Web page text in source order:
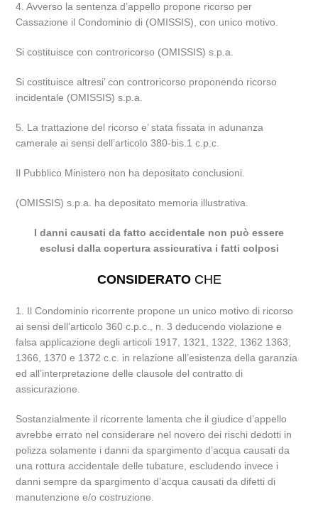
4. Avverso la sentenza d’appello propone ricorso per
Cassazione il Condominio di (OMISSIS), con unico motivo.
Si costituisce con controricorso (OMISSIS) s.p.a.
Si costituisce altresi’ con controricorso proponendo ricorso
incidentale (OMISSIS) s.p.a.
5. La trattazione del ricorso e’ stata fissata in adunanza
camerale ai sensi dell’articolo 380-bis.1 c.p.c.
Il Pubblico Ministero non ha depositato conclusioni.
(OMISSIS) s.p.a. ha depositato memoria illustrativa.
I danni causati da fatto accidentale non può essere
esclusi dalla copertura assicurativa i fatti colposi
CONSIDERATOCHE
1. Il Condominio ricorrente propone un unico motivo di ricorso
ai sensi dell’articolo 360 c.p.c., n. 3 deducendo violazione e
falsa applicazione degli articoli 1917, 1321, 1322, 1362 1363,
1366, 1370 e 1372 c.c. in relazione all’esistenza della garanzia
ed all’interpretazione delle clausole del contratto di
assicurazione.
Sostanzialmente il ricorrente lamenta che il giudice d’appello
avrebbe errato nel considerare nel novero dei rischi dedotti in
polizza solamente i danni da spargimento d’acqua causati da
una rottura accidentale delle tubature, escludendo invece i
danni sempre da spargimento d’acqua causati da difetti di
manutenzione e/o costruzione.